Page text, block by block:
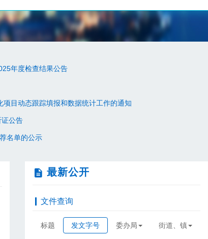
年度检查结果公告
目动态跟踪填报和数据统计工作的通知
证公告
名单的公示
最新公开
文件查询
标题 发文字号 委办局 街道、镇